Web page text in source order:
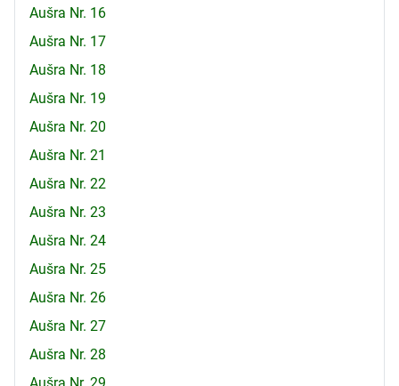
Aušra Nr. 16
Aušra Nr. 17
Aušra Nr. 18
Aušra Nr. 19
Aušra Nr. 20
Aušra Nr. 21
Aušra Nr. 22
Aušra Nr. 23
Aušra Nr. 24
Aušra Nr. 25
Aušra Nr. 26
Aušra Nr. 27
Aušra Nr. 28